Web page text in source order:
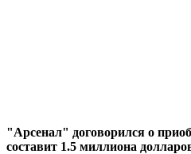
"Арсенал" договорился о
составит 1.5 миллиона